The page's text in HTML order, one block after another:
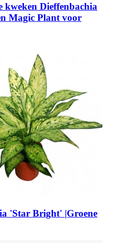
Dieffenbachia
Magic Plant voor
'Star Bright' |Groene